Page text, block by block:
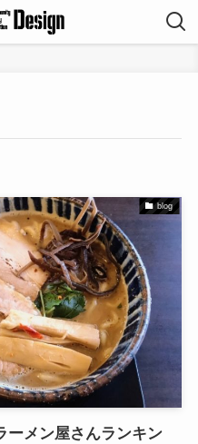
blog
ーメン屋さんランキン